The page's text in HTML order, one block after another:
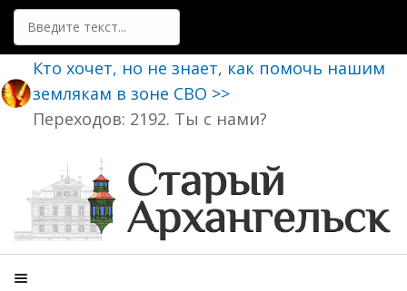
Поиск
Кто хочет, но не знает, как помочь нашим
землякам в зоне СВО >>
Переходов: 2192. Ты с нами?